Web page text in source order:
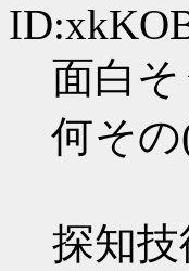
面白そ
何そ
探知